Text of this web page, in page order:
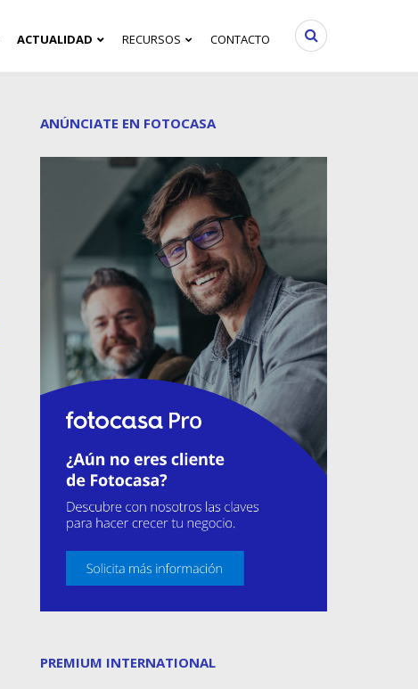
ACTUALIDAD RECURSOS CONTACTO
ANÚNCIATE EN FOTOCASA
PREMIUM INTERNATIONAL